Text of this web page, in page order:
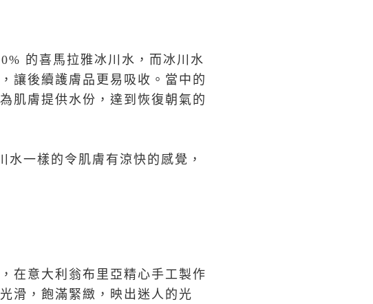
的喜馬拉雅冰川水，而冰川水
讓後續護膚品更易吸收。當中的
肌膚提供水份，達到恢復朝氣的
一樣的令肌膚有涼快的感覺，
在意大利翁布里亞精心手工製作
滑，飽滿緊緻，映出迷人的光